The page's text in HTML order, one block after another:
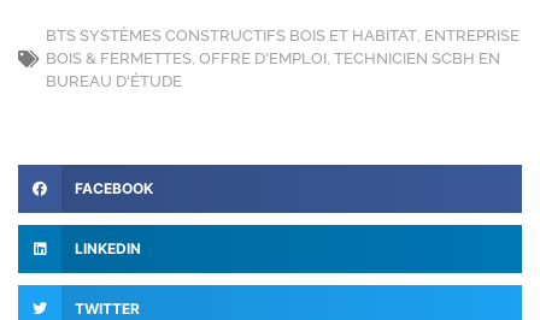
BTS SYSTÈMES CONSTRUCTIFS BOIS ET HABITAT, ENTREPRISE
BOIS & FERMETTES, OFFRE D'EMPLOI, TECHNICIEN SCBH EN
BUREAU D'ÉTUDE
FACEBOOK
LINKEDIN
TWITTER